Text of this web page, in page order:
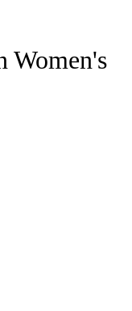
Women's